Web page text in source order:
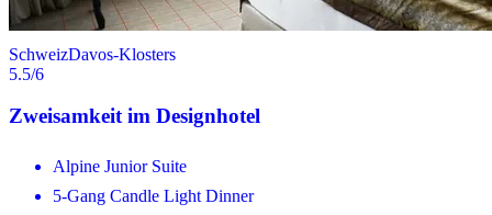
SchweizDavos-Klosters
5.5/6
Zweisamkeit im Designhotel
Alpine Junior Suite
5-Gang Candle Light Dinner